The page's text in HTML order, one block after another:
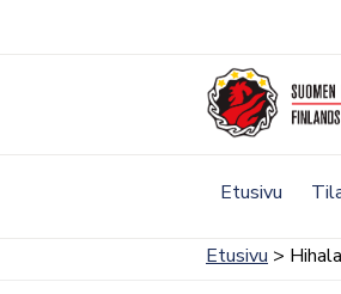
Etusivu
Etusivu >